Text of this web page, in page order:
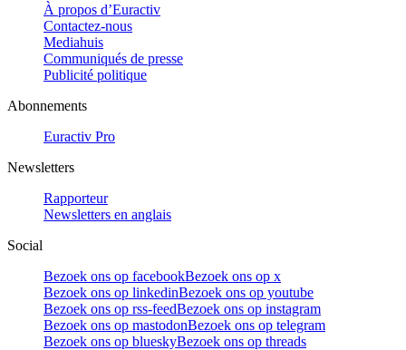
À propos d’Euractiv
Contactez-nous
Mediahuis
Communiqués de presse
Publicité politique
Abonnements
Euractiv Pro
Newsletters
Rapporteur
Newsletters en anglais
Social
Bezoek ons op facebookBezoek ons op x
Bezoek ons op linkedinBezoek ons op youtube
Bezoek ons op rss-feedBezoek ons op instagram
Bezoek ons op mastodonBezoek ons op telegram
Bezoek ons op blueskyBezoek ons op threads